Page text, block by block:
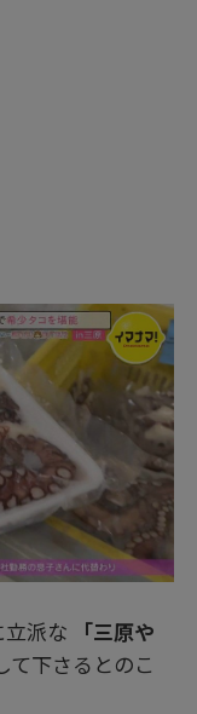
派な
「三原や
て下さるとのこ